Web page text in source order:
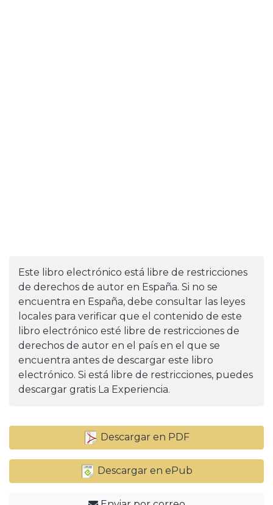
Este libro electrónico está libre de restricciones
de derechos de autor en España. Si no se
encuentra en España, debe consultar las leyes
locales para verificar que el contenido de este
libro electrónico esté libre de restricciones de
derechos de autor en el país en el que se
encuentra antes de descargar este libro
electrónico. Si está libre de restricciones, puedes
descargar gratis La Experiencia.
Descargar en PDF
Descargar en ePub